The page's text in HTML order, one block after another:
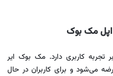
مک بوک
تجربه کاربری دارد. مک بوک ایر
۱۳.۶ اینچی عرضه می‌شود و برای کاربران در حال